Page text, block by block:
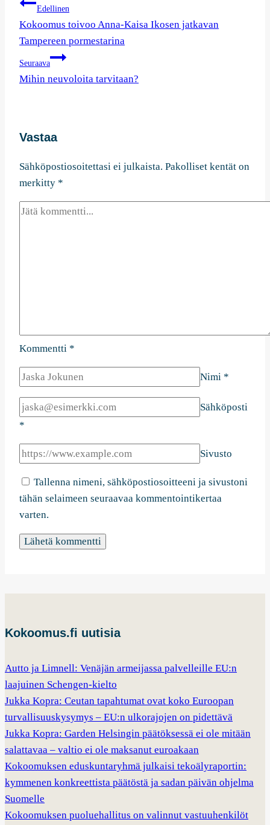
Artikkelien
selaus
Edellinen
Kokoomus toivoo Anna-Kaisa Ikosen jatkavan
Tampereen pormestarina
Seuraava
Mihin neuvoloita tarvitaan?
Vastaa
Sähköpostiosoitettasi ei julkaista. Pakolliset kentät on
merkitty *
Kommentti *
Nimi *
Sähköposti
*
Sivusto
Tallenna nimeni, sähköpostiosoitteeni ja sivustoni
tähän selaimeen seuraavaa kommentointikertaa
varten.
Kokoomus.fi uutisia
Autto ja Limnell: Venäjän armeijassa palvelleille EU:n
laajuinen Schengen-kielto
Jukka Kopra: Ceutan tapahtumat ovat koko Euroopan
turvallisuuskysymys – EU:n ulkorajojen on pidettävä
Jukka Kopra: Garden Helsingin päätöksessä ei ole mitään
salattavaa – valtio ei ole maksanut euroakaan
Kokoomuksen eduskuntaryhmä julkaisi tekoälyraportin:
kymmenen konkreettista päätöstä ja sadan päivän ohjelma
Suomelle
Kokoomuksen puoluehallitus on valinnut vastuuhenkilöt